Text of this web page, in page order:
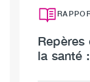
Repères
la santé